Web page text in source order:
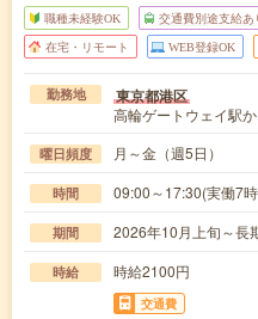
職種未経験OK 交通費別途支給あ
在宅・リモート WEB登録OK
勤務地 東京都港区
高輪ゲートウェイ駅
曜日頻度 月～金（週5日）
時間 09:00～17:30(実働7
期間 2026年10月上旬～長
時給 時給2100円
交通費